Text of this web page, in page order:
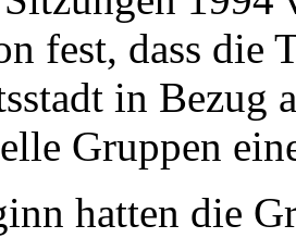
fest, dass die
in Bezug
Gruppen
hatten die